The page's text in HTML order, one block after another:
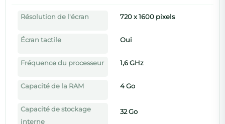
Résolution de l'écran 720 x 1600 pixels
Écran tactile Oui
Fréquence du processeur 1,6 GHz
Capacité de la RAM 4 Go
Capacité de stockage
interne
32 Go